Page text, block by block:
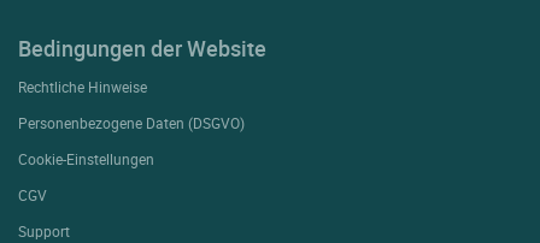
Bedingungen der Website
Rechtliche Hinweise
Personenbezogene Daten (DSGVO)
Cookie-Einstellungen
CGV
Support